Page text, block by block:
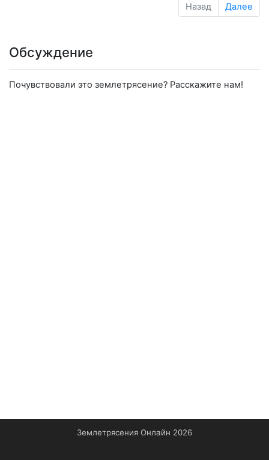
Назад Далее
Обсуждение
Почувствовали это землетрясение? Расскажите нам!
Землетрясения Онлайн 2026